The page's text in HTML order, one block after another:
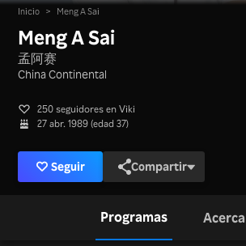
Inicio > Meng A Sai
Meng A Sai
孟阿赛
China Continental
250 seguidores en Viki
27 abr. 1989 (edad 37)
Seguir Compartir
Programas